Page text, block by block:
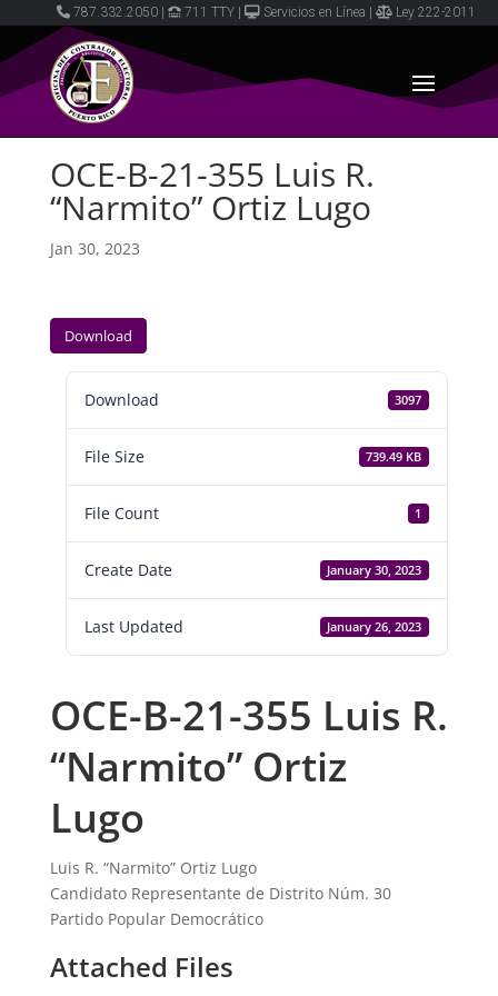
787.332.2050 711 TTY Servicios en Línea Ley 222-2011
OCE-B-21-355 Luis R.
“Narmito” Ortiz Lugo
Jan 30, 2023
Download
Download 3097
File Size 739.49 KB
File Count 1
Create Date January 30, 2023
Last Updated January 26, 2023
OCE-B-21-355 Luis R.
“Narmito” Ortiz
Lugo
Luis R. “Narmito” Ortiz Lugo
Candidato Representante de Distrito Núm. 30
Partido Popular Democrático
Attached Files